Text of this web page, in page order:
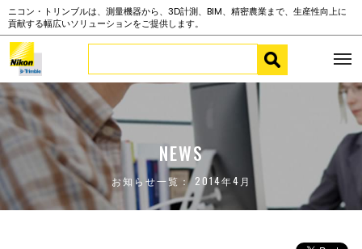
ニコン・トリンブルは、測量機器から、3D計測、BIM、精密農業まで、生産性向上に
貢献する幅広いソリューションをご提供します。
NEWS
お知らせ一覧： 2014年4月